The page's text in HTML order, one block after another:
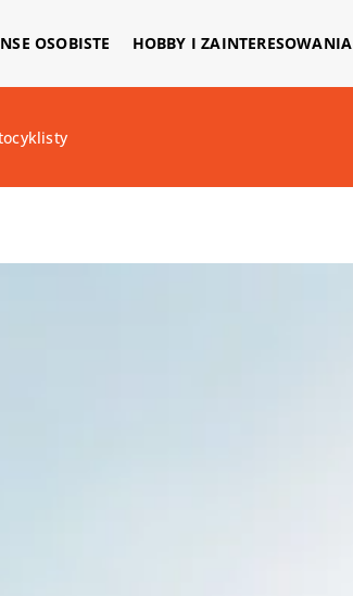
OSOBISTE HOBBY I ZAINTERESOWANIA